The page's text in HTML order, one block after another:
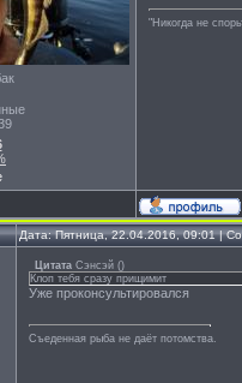
"Никогда не
Дата: Пятница, 22.04.2016, 09:01 |
Цитата Сэнсэй ()
Клоп тебя сразу прищимит
Уже проконсультировался
Съеденная рыба не даёт потомства.